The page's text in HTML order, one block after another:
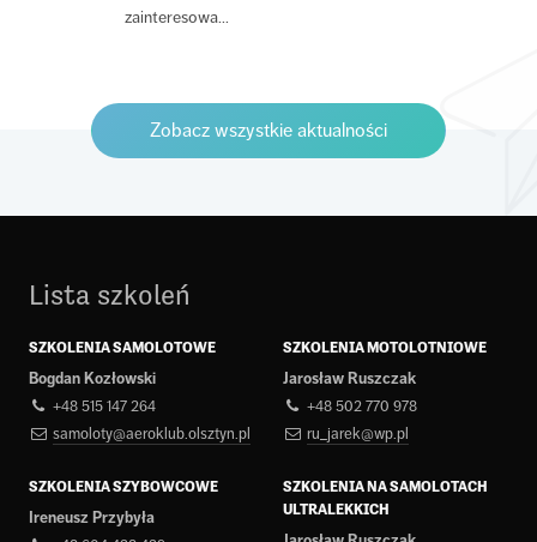
zainteresowa...
Zobacz wszystkie aktualności
Lista szkoleń
SZKOLENIA SAMOLOTOWE
Bogdan Kozłowski
+48 515 147 264
samoloty@aeroklub.olsztyn.pl
SZKOLENIA MOTOLOTNIOWE
Jarosław Ruszczak
+48 502 770 978
ru_jarek@wp.pl
SZKOLENIA SZYBOWCOWE
Ireneusz Przybyła
SZKOLENIA NA SAMOLOTACH
ULTRALEKKICH